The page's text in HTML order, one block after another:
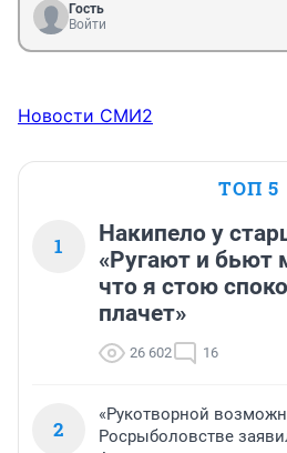
Гость
Войти
Новости СМИ2
ТОП 5
1
Накипело у
«Ругают и бьют
что я стою
плачет»
26 602 16
2
«Рукотворной
Росрыболовстве